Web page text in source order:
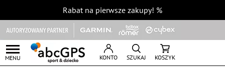
Rabat na pierwsze zakupy! %
MENU KONTO SZUKAJ KOSZYK